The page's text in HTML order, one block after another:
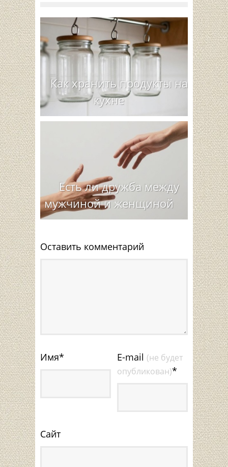
Как хранить продукты на
кухне
Есть ли дружба между
мужчиной и женщиной
Оставить комментарий
Имя* E-mail (не будет
опубликован)*
Сайт